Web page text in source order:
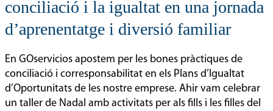
conciliació i la igualtat en una jornada
d’aprenentatge i diversió familiar
En GOservicios apostem per les bones pràctiques de
conciliació i corresponsabilitat en els Plans d’Igualtat
d’Oportunitats de les nostre emprese. Ahir vam celebrar
un taller de Nadal amb activitats per als fills i les filles del